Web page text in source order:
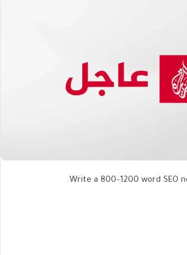
Write a 800–1200 word SEO